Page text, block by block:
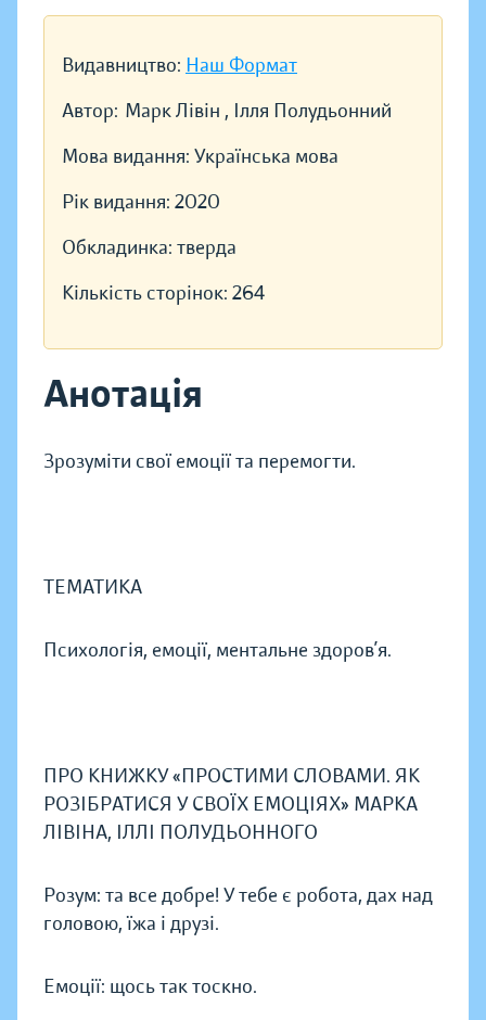
Видавництво: Наш Формат
Автор: Марк Лівін , Ілля Полудьонний
Мова видання: Українська мова
Рік видання: 2020
Обкладинка: тверда
Кількість сторінок: 264
Анотація
Зрозуміти свої емоції та перемогти.
ТЕМАТИКА
Психологія, емоції, ментальне здоров’я.
ПРО КНИЖКУ «ПРОСТИМИ СЛОВАМИ. ЯК
РОЗІБРАТИСЯ У СВОЇХ ЕМОЦІЯХ» МАРКА
ЛІВІНА, ІЛЛІ ПОЛУДЬОННОГО
Розум: та все добре! У тебе є робота, дах над
головою, їжа і друзі.
Емоції: щось так тоскно.